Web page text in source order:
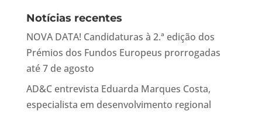
Notícias recentes
NOVA DATA! Candidaturas à 2.ª edição dos
Prémios dos Fundos Europeus prorrogadas
até 7 de agosto
AD&C entrevista Eduarda Marques Costa,
especialista em desenvolvimento regional